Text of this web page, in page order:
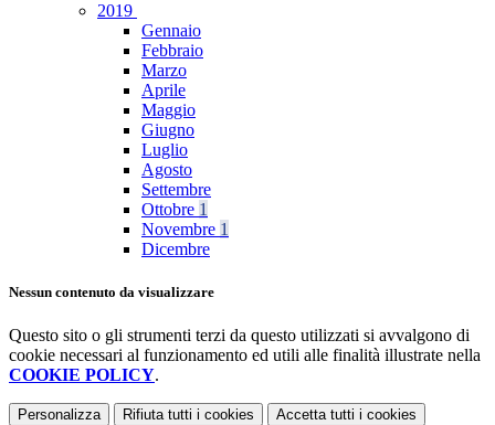
2019
Gennaio
Febbraio
Marzo
Aprile
Maggio
Giugno
Luglio
Agosto
Settembre
Ottobre 1
Novembre 1
Dicembre
Nessun contenuto da visualizzare
Questo sito o gli strumenti terzi da questo utilizzati si avvalgono di
cookie necessari al funzionamento ed utili alle finalità illustrate nella
COOKIE POLICY.
Personalizza Rifiuta tutti i cookies Accetta tutti i cookies